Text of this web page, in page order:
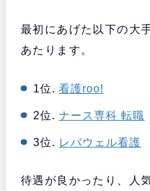
最初にあげた以下の大
あたります。
1位.看護roo!
2位.ナース専科 転職
3位. レバウェル看護
待遇が良かったり、人